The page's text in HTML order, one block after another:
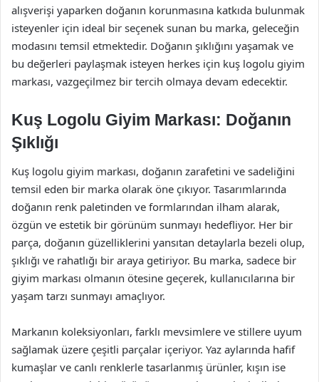
alışverişi yaparken doğanın korunmasına katkıda bulunmak
isteyenler için ideal bir seçenek sunan bu marka, geleceğin
modasını temsil etmektedir. Doğanın şıklığını yaşamak ve
bu değerleri paylaşmak isteyen herkes için kuş logolu giyim
markası, vazgeçilmez bir tercih olmaya devam edecektir.
Kuş Logolu Giyim Markası: Doğanın
Şıklığı
Kuş logolu giyim markası, doğanın zarafetini ve sadeliğini
temsil eden bir marka olarak öne çıkıyor. Tasarımlarında
doğanın renk paletinden ve formlarından ilham alarak,
özgün ve estetik bir görünüm sunmayı hedefliyor. Her bir
parça, doğanın güzelliklerini yansıtan detaylarla bezeli olup,
şıklığı ve rahatlığı bir araya getiriyor. Bu marka, sadece bir
giyim markası olmanın ötesine geçerek, kullanıcılarına bir
yaşam tarzı sunmayı amaçlıyor.
Markanın koleksiyonları, farklı mevsimlere ve stillere uyum
sağlamak üzere çeşitli parçalar içeriyor. Yaz aylarında hafif
kumaşlar ve canlı renklerle tasarlanmış ürünler, kışın ise